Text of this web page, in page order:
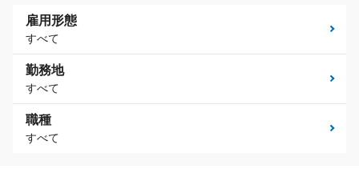
雇用形態
すべて
勤務地
すべて
職種
すべて